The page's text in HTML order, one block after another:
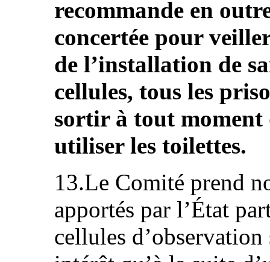
recommande en
concertée pour
de l’installation de
cellules, tous les
sortir à tout
utiliser les toilettes.
13.Le Comité prend
apportés par l’État
cellules